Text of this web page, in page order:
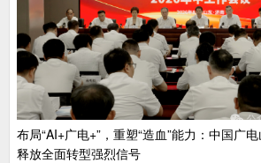
布局“AI+广电+”，重塑“造血”能力：中国广
释放全面转型强烈信号